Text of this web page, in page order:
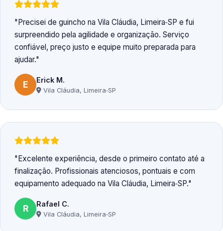
Precisei de guincho na Vila Cláudia, Limeira‑SP e fui
surpreendido pela agilidade e organização. Serviço
confiável, preço justo e equipe muito preparada para
ajudar.
E Erick M.
Vila Cláudia, Limeira‑SP
Excelente experiência, desde o primeiro contato até a
finalização. Profissionais atenciosos, pontuais e com
equipamento adequado na Vila Cláudia, Limeira‑SP.
R Rafael C.
Vila Cláudia, Limeira‑SP